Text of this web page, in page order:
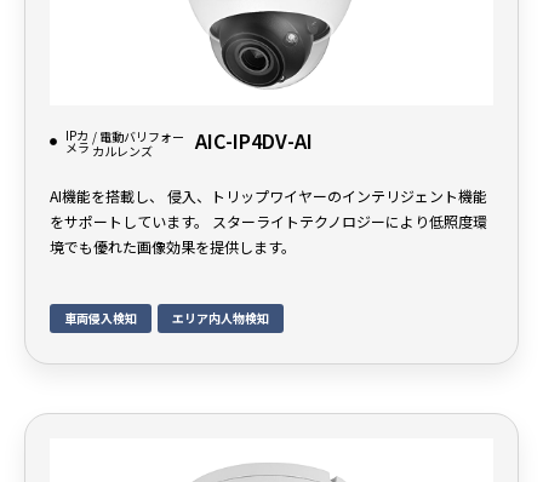
IPカ
メラ
/ 電動バリフォー
カルレンズ
AIC-IP4DV-AI
AI機能を搭載し、 侵入、トリップワイヤーのインテリジェント機能
をサポートしています。 スターライトテクノロジーにより低照度環
境でも優れた画像効果を提供します。
車両侵入検知 エリア内人物検知